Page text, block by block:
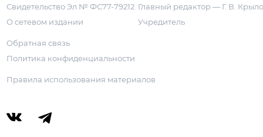
Свидетельство Эл № ФС77-79212
О сетевом издании
Главный редактор — Г. В.
Учредитель
Обратная связь
Политика конфиденциальности
Правила использования материалов